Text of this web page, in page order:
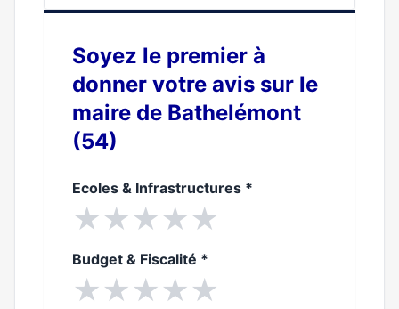
Soyez le premier à
donner votre avis sur le
maire de Bathelémont
(54)
Ecoles & Infrastructures *
★★★★★
Budget & Fiscalité *
★★★★★